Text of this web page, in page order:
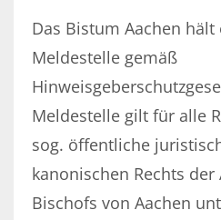
Das Bistum Aachen
Meldestelle gemäß
Meldestelle gilt für alle
sog. öffentliche
kanonischen Rechts der
Bischofs von Aachen